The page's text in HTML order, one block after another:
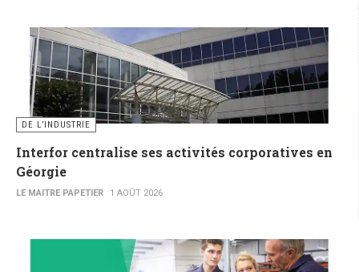
DE L’INDUSTRIE
Interfor centralise ses activités corporatives en
Géorgie
LE MAITRE PAPETIER 1 AOÛT 2026